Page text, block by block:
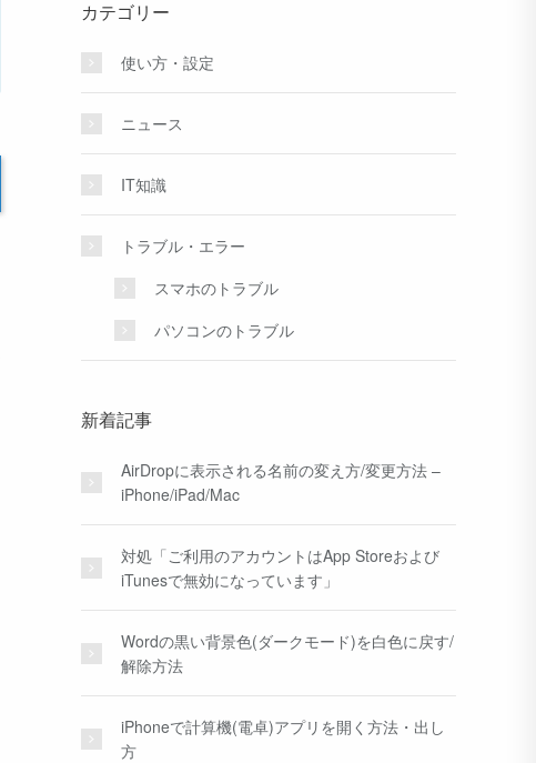
カテゴリー
使い方・設定
ニュース
IT知識
トラブル・エラー
スマホのトラブル
パソコンのトラブル
新着記事
AirDropに表示される名前の変え方/変更方法 –
iPhone/iPad/Mac
対処「ご利用のアカウントはApp Storeおよび
iTunesで無効になっています」
Wordの黒い背景色(ダークモード)を白色に戻す/
解除方法
iPhoneで計算機(電卓)アプリを開く方法・出し
方